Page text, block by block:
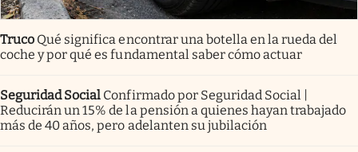
Truco Qué significa encontrar una botella en la rueda del
coche y por qué es fundamental saber cómo actuar
Seguridad Social Confirmado por Seguridad Social |
Reducirán un 15% de la pensión a quienes hayan trabajado
más de 40 años, pero adelanten su jubilación